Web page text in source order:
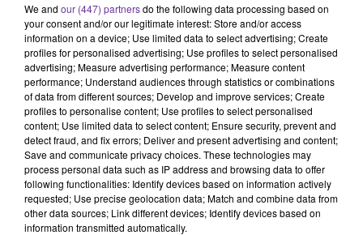
رحيق الأندلس 7
6 décembre 2025 - 15 min 38 sec
رحيق الأندلس 7
We and our (447) partnersdo the following data processing based on
your consent and/or our legitimate interest: Store and/or access
information on a device; Use limited data to select advertising; Create
profiles for personalised advertising; Use profiles to select personalised
advertising; Measure advertising performance; Measure content
performance; Understand audiences through statistics or combinations
of data from different sources; Develop and improve services; Create
profiles to personalise content; Use profiles to select personalised
content; Use limited data to select content; Ensure security, prevent and
detect fraud, and fix errors; Deliver and present advertising and content;
Save and communicate privacy choices. These technologies may
process personal data such as IP address and browsing data to offer
following functionalities: Identify devices based on information actively
requested; Use precise geolocation data; Match and combine data from
other data sources; Link different devices; Identify devices based on
information transmitted automatically.